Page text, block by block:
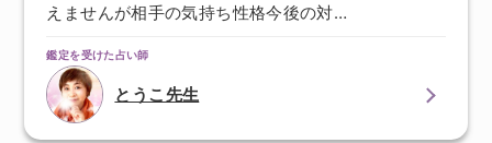
えませんが相手の気持ち性格今後の対…
鑑定を受けた占い師
とうこ先生